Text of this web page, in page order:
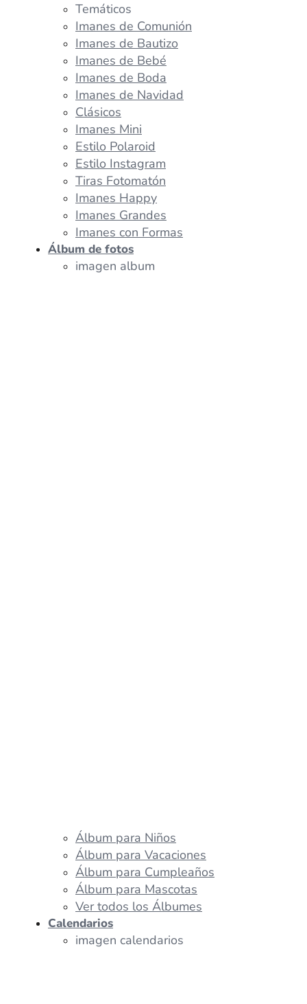
Temáticos
Imanes de Comunión
Imanes de Bautizo
Imanes de Bebé
Imanes de Boda
Imanes de Navidad
Clásicos
Imanes Mini
Estilo Polaroid
Estilo Instagram
Tiras Fotomatón
Imanes Happy
Imanes Grandes
Imanes con Formas
Álbum de fotos
imagen album
Álbum para Niños
Álbum para Vacaciones
Álbum para Cumpleaños
Álbum para Mascotas
Ver todos los Álbumes
Calendarios
imagen calendarios